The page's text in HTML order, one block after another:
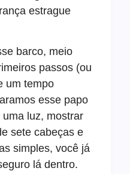
estrague
barco, meio
passos (ou
um tempo
esse papo
luz, mostrar
sete cabeças e
simples, você já
lá dentro.